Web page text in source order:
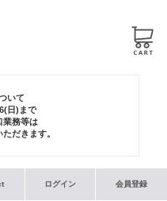
いて
日)まで
業務等は
だきます。
ログイン 会員登録